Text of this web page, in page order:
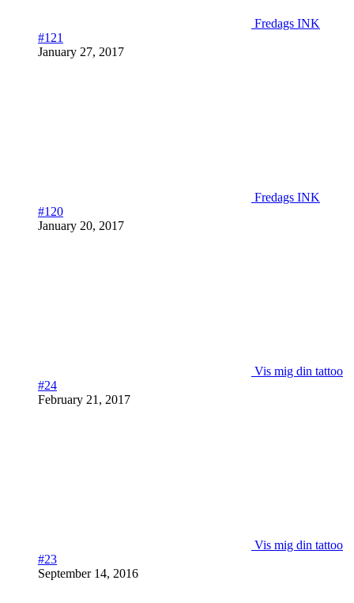
Fredags INK
#121
January 27, 2017
Fredags INK
#120
January 20, 2017
Vis mig din tattoo
#24
February 21, 2017
Vis mig din tattoo
#23
September 14, 2016